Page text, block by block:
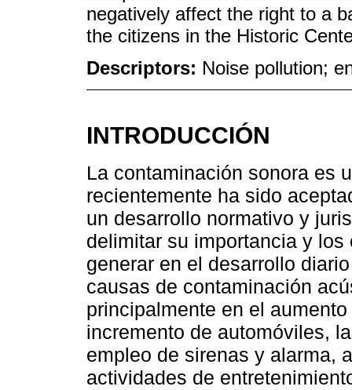
negatively affect the right to a
the citizens in the Historic
Descriptors: Noise pollution;
INTRODUCCIÓN
La contaminación sonora es
recientemente ha sido
un desarrollo normativo y
delimitar su importancia y
generar en el desarrollo
causas de contaminación
principalmente en el
incremento de automóviles,
empleo de sirenas y alarma,
actividades de